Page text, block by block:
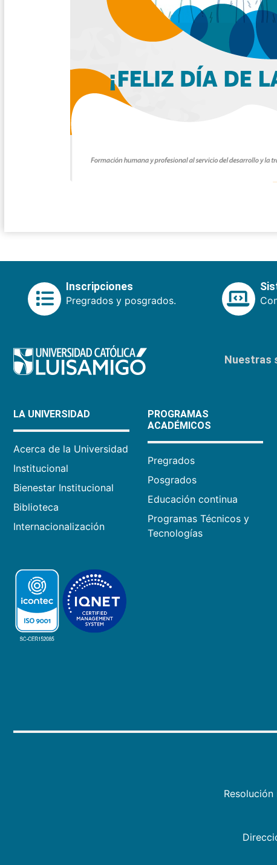
Inscripciones
Pregrados y posgrados.
Nuestras
LA UNIVERSIDAD
Acerca de la Universidad
Institucional
Bienestar Institucional
Biblioteca
Internacionalización
PROGRAMAS
ACADÉMICOS
Pregrados
Posgrados
Educación continua
Programas Técnicos y
Tecnologías